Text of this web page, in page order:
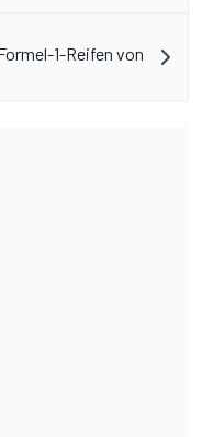
1-Reifen von